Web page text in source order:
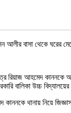
বাসা থেকে ঘরের
রিয়াজ আহমেদ
বালিকা উচ্চ
থানায় নিয়ে